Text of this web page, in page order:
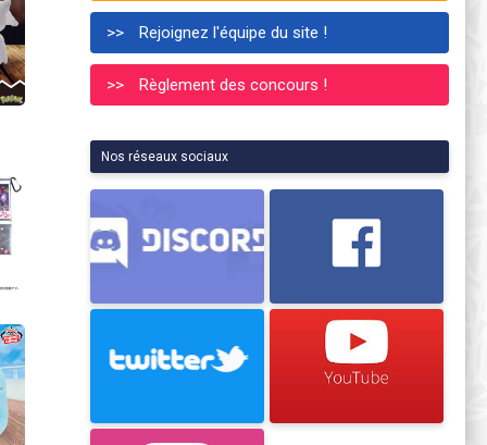
Rejoignez l'équipe du site !
Règlement des concours !
Nos réseaux sociaux